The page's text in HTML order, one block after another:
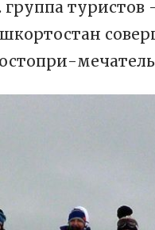
группа